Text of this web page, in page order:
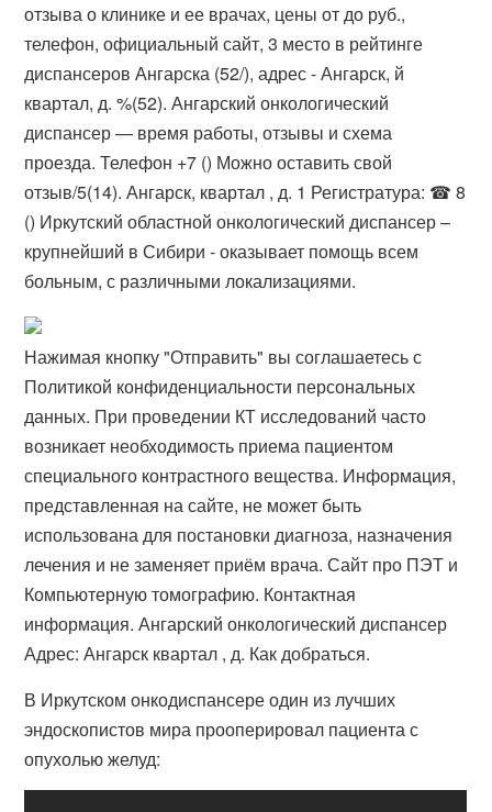
отзыва о клинике и ее врачах, цены от до руб.,
телефон, официальный сайт, 3 место в рейтинге
диспансеров Ангарска (52/), адрес - Ангарск, й
квартал, д. %(52). Ангарский онкологический
диспансер — время работы, отзывы и схема
проезда. Телефон +7 () Можно оставить свой
отзыв/5(14). Ангарск, квартал , д. 1 Регистратура: ☎ 8
() Иркутский областной онкологический диспансер –
крупнейший в Сибири - оказывает помощь всем
больным, с различными локализациями.
Нажимая кнопку "Отправить" вы соглашаетесь с
Политикой конфиденциальности персональных
данных. При проведении КТ исследований часто
возникает необходимость приема пациентом
специального контрастного вещества. Информация,
представленная на сайте, не может быть
использована для постановки диагноза, назначения
лечения и не заменяет приём врача. Сайт про ПЭТ и
Компьютерную томографию. Контактная
информация. Ангарский онкологический диспансер
Адрес: Ангарск квартал , д. Как добраться.
В Иркутском онкодиспансере один из лучших
эндоскопистов мира прооперировал пациента с
опухолью желуд: